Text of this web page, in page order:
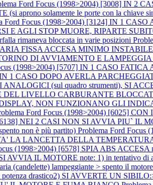
Ford Focus (1998>2004) [3008] IN 2
solamente le porte con la chiave
Ford Focus (1998>2004) [3124] IN 1
E AGLI STOP MUORE, RIPARTE
rimaneva bloccata in varie posizioni
FISSA ACCESA MINIMO
DI AVVIAMENTO E
(1998>2004) [5707] IN 1 CASO
CASO DOPO AVERLA
(sul quadro strumenti), SI
LIVELLO CARBURANTE BLOCCATI
NON FUNZIONANO GLI
Ford Focus (1998>2004) [6025]
NEI 2 CASI NON SI AVVIA PIU` IL
non è più partito) Problema Ford
LANCETTA DELLA
(1998>2004) [6578] SPIA ABS ACCESA
AVVIA IL MOTORE note: 1) in tentativo di
(candelette) lampeggiante > spento il
drastico2) SI AVVERTE UN